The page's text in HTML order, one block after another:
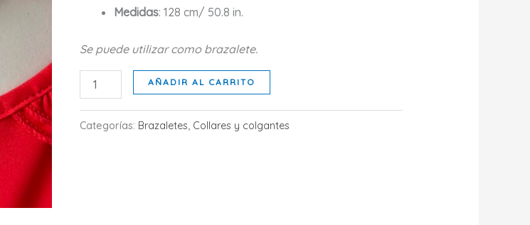
Medidas: 128 cm/ 50.8 in.
Se puede utilizar como brazalete.
HUESO
cantidad
AÑADIR AL CARRITO
Categorías: Brazaletes, Collares y colgantes